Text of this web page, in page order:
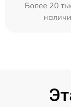
Более 20